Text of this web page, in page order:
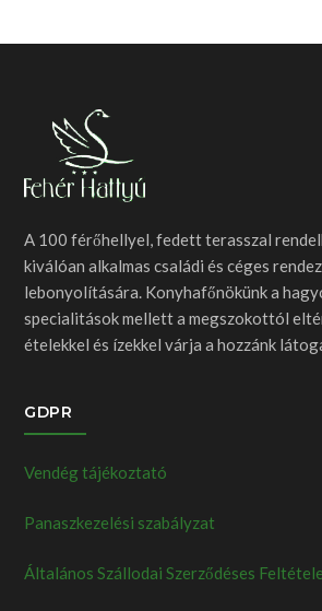
A 100 férőhellyel, fedett terasszal
kiválóan alkalmas családi és céges
lebonyolítására. Konyhafőnökünk a
specialitások mellett a megszokottól
ételekkel és ízekkel várja a hozzánk
GDPR
Vendég tájékoztató
Panaszkezelési szabályzat
Általános Szállodai Szerződéses